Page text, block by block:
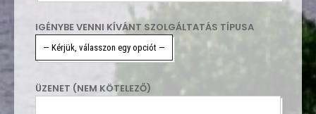
IGÉNYBE VENNI KÍVÁNT SZOLGÁLTATÁS TÍPUSA
ÜZENET (NEM KÖTELEZŐ)